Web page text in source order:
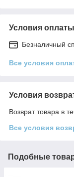
Условия оплаты
Безналичный
Все условия
Условия
Возврат товара в
Все условия
Подобные